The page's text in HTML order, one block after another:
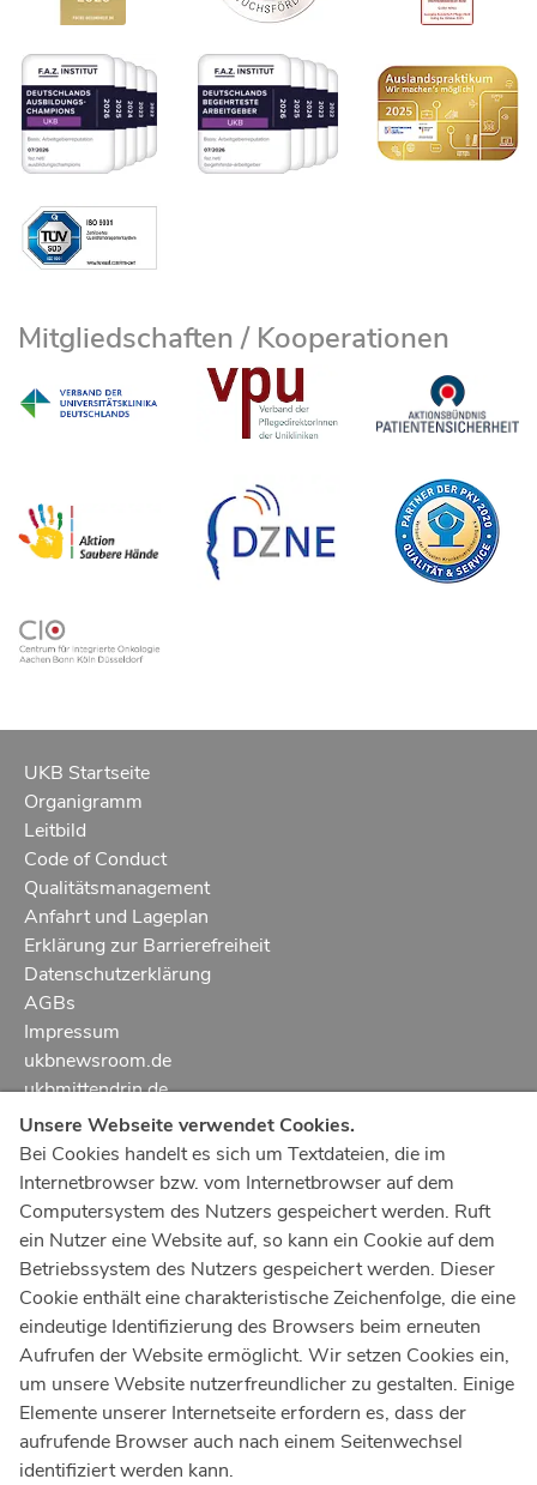
Mitgliedschaften / Kooperationen
UKB Startseite
Organigramm
Leitbild
Code of Conduct
Qualitätsmanagement
Anfahrt und Lageplan
Erklärung zur Barrierefreiheit
Datenschutzerklärung
AGBs
Impressum
ukbnewsroom.de
ukbmittendrin.de
Notruf112
Ärztlicher Notdienst116 117
Giftnotrufzentrale
Tel: +49 22819240
Notfallzentrum Bonn
Kindernotfallzentrum Bonn
UKB-Telefonzentrale
+49 228287 0
Spenden Sie online an das Universitätsklinikum Bonn
Unsere Webseite verwendet Cookies.
Bei Cookies handelt es sich um Textdateien, die im
Internetbrowser bzw. vom Internetbrowser auf dem
Computersystem des Nutzers gespeichert werden. Ruft
ein Nutzer eine Website auf, so kann ein Cookie auf dem
Betriebssystem des Nutzers gespeichert werden. Dieser
Cookie enthält eine charakteristische Zeichenfolge, die eine
eindeutige Identifizierung des Browsers beim erneuten
Aufrufen der Website ermöglicht. Wir setzen Cookies ein,
um unsere Website nutzerfreundlicher zu gestalten. Einige
Elemente unserer Internetseite erfordern es, dass der
aufrufende Browser auch nach einem Seitenwechsel
identifiziert werden kann.